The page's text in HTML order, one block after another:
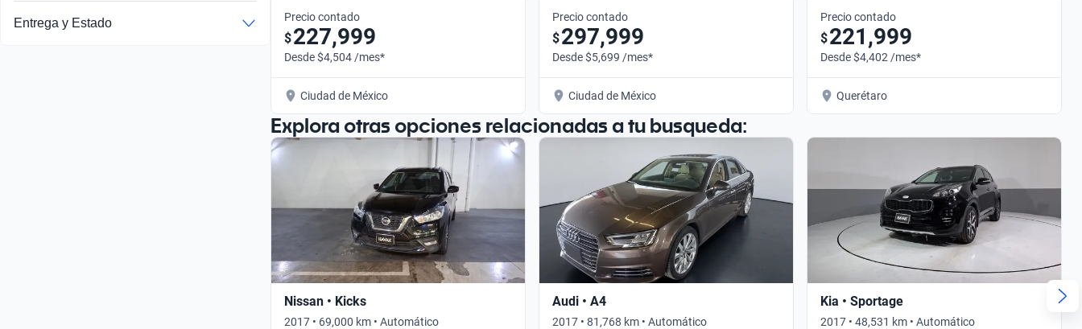
Entrega y Estado Precio contado
$227,999
Desde $4,504 /mes*
Ciudad de México
Precio contado
$297,999
Desde $5,699 /mes*
Ciudad de México
Precio contado
$221,999
Desde $4,402 /mes*
Querétaro
Explora otras opciones relacionadas a tu busqueda:
Nissan • Kicks
2017 • 69,000 km • Automático
Audi • A4
2017 • 81,768 km • Automático
Kia • Sportage
2017 • 48,531 km • Automático